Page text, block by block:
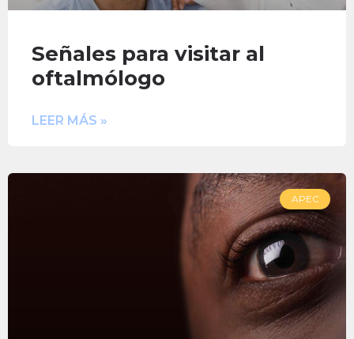
Señales para visitar al
oftalmólogo
LEER MÁS »
APEC